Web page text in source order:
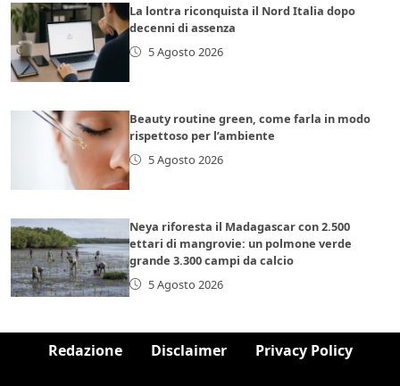
La lontra riconquista il Nord Italia dopo
decenni di assenza
5 Agosto 2026
Beauty routine green, come farla in modo
rispettoso per l’ambiente
5 Agosto 2026
Neya riforesta il Madagascar con 2.500
ettari di mangrovie: un polmone verde
grande 3.300 campi da calcio
5 Agosto 2026
Redazione Disclaimer Privacy Policy